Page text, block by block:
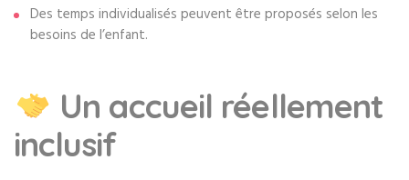
Des temps individualisés peuvent être proposés selon les
besoins de l’enfant.
Un accueil réellement
inclusif